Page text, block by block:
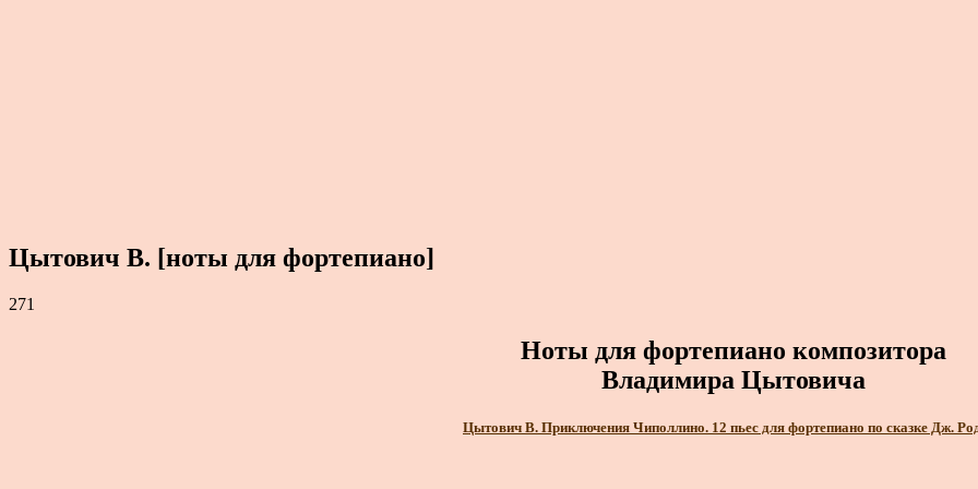
Цытович В. [ноты для фортепиано]
271
Ноты для фортепиано композитора
Владимира Цытовича
Цытович В. Приключения Чиполлино. 12 пьес для фортепиано по сказке Дж.